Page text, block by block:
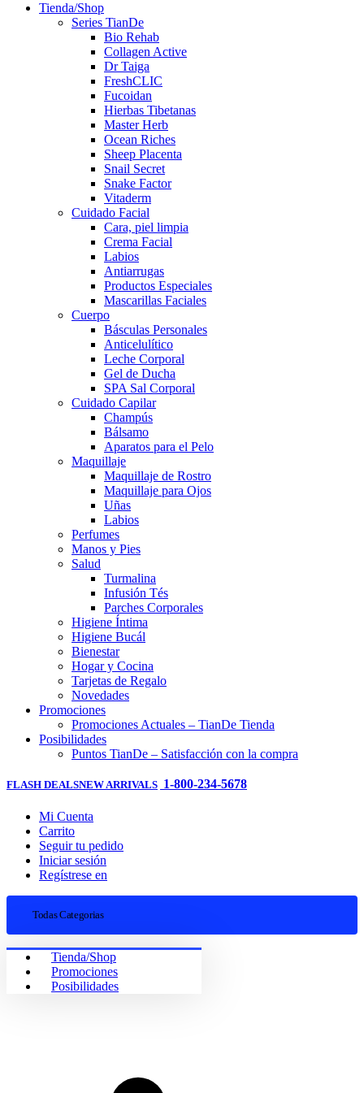
Tienda/Shop
Series TianDe
Bio Rehab
Collagen Active
Dr Taiga
FreshCLIC
Fucoidan
Hierbas Tibetanas
Master Herb
Ocean Riches
Sheep Placenta
Snail Secret
Snake Factor
Vitaderm
Cuidado Facial
Cara, piel limpia
Crema Facial
Labios
Antiarrugas
Productos Especiales
Mascarillas Faciales
Cuerpo
Básculas Personales
Anticelulítico
Leche Corporal
Gel de Ducha
SPA Sal Corporal
Cuidado Capilar
Champús
Bálsamo
Aparatos para el Pelo
Maquillaje
Maquillaje de Rostro
Maquillaje para Ojos
Uñas
Labios
Perfumes
Manos y Pies
Salud
Turmalina
Infusión Tés
Parches Corporales
Higiene Íntima
Higiene Bucál
Bienestar
Hogar y Cocina
Tarjetas de Regalo
Novedades
Promociones
Promociones Actuales – TianDe Tienda
Posibilidades
Puntos TianDe – Satisfacción con la compra
FLASH DEALSNEW ARRIVALS 1-800-234-5678
Mi Cuenta
Carrito
Seguir tu pedido
Iniciar sesión
Regístrese en
Todas Categorias
Tienda/Shop
Promociones
Posibilidades